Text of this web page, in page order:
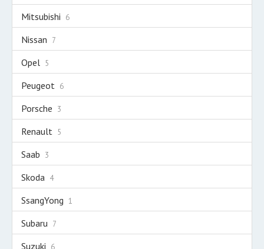
Mitsubishi 6
Nissan 7
Opel 5
Peugeot 6
Porsche 3
Renault 5
Saab 3
Skoda 4
SsangYong 1
Subaru 7
Suzuki 6